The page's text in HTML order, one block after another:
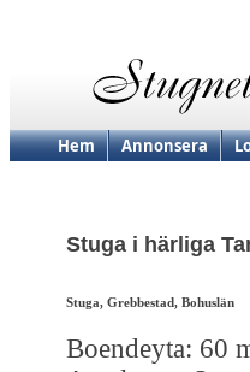
Hem Annonsera
Stuga i härliga
Stuga, Grebbestad, Bohuslän
Boendeyta: 60